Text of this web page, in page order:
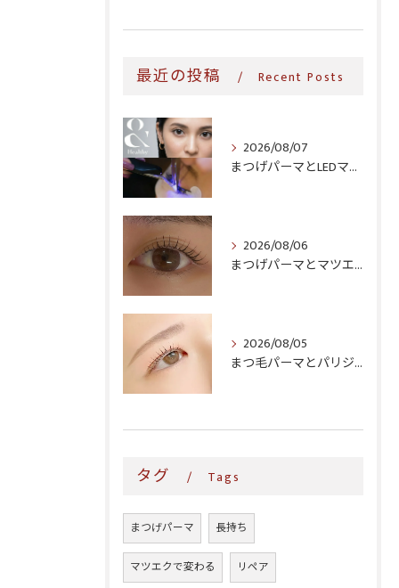
最近の投稿 Recent Posts
2026/08/07
まつげパーマとLEDマツエク、同時にできる?寝屋川・玉造・関目で選べるメニュー
2026/08/06
まつげパーマとマツエク、生活導線に合うのはどっち?時短・継続コストで比較
2026/08/05
まつ毛パーマとパリジェンヌ、どっちがいい?仕上がり・料金・ダメージ感を徹底比較
タグ Tags
まつげパーマ 長持ち
マツエクで変わる リペア